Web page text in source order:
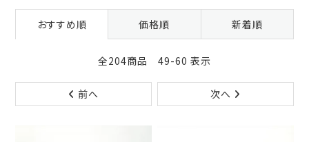
おすすめ順 価格順 新着順
全204商品 49-60 表示
前へ 次へ